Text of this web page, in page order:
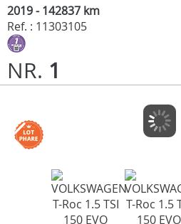
2019 - 142837 km
Ref. : 11303105
NR. 1